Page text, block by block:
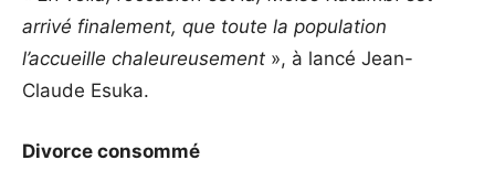
arrivé finalement, que toute la population
l’accueille chaleureusement », à lancé Jean-
Claude Esuka.
Divorce consommé